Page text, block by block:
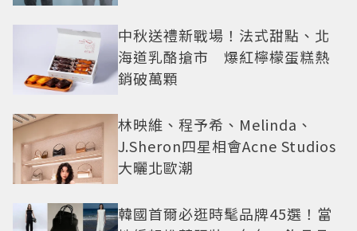
中秋送禮新戰場！法式甜點、北
海道乳酪搶市 爆紅檸檬蛋糕熱
銷破萬顆
林映維、程予希、Melinda、
J.Sheron四星相會Acne Studios
大曬北歐潮
韓國首爾必逛時髦品牌45選！當